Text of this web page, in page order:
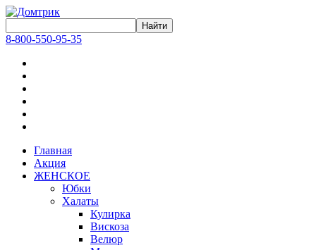
8-800-550-95-35
Главная
Акция
ЖЕНСКОЕ
Юбки
Халаты
Кулирка
Вискоза
Велюр